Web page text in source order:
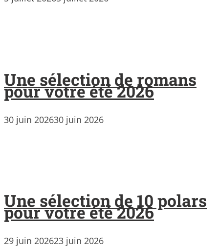
Une sélection de romans
pour votre été 2026
30 juin 202630 juin 2026
Une sélection de 10 polars
pour votre été 2026
29 juin 202623 juin 2026